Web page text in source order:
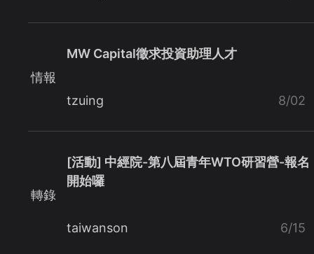
情報
MW Capital徵求投資助理人才
tzuing 8/02
轉錄
[活動] 中經院-第八屆青年WTO研習營-報名
開始囉
taiwanson 6/15